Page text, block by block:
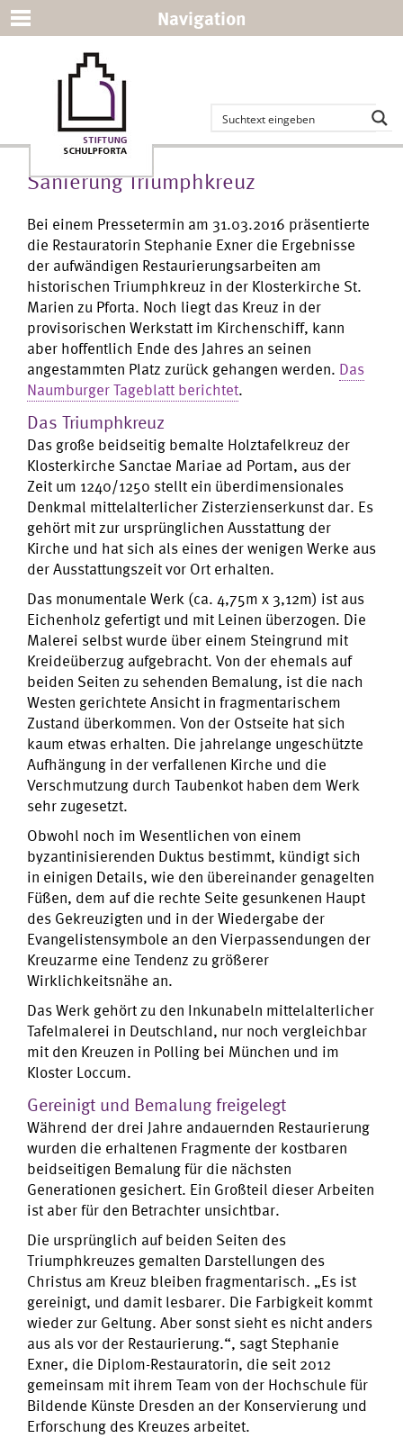
Navigation
Sanierung Triumphkreuz
Bei einem Pressetermin am 31.03.2016 präsentierte
die Restauratorin Stephanie Exner die Ergebnisse
der aufwändigen Restaurierungsarbeiten am
historischen Triumphkreuz in der Klosterkirche St.
Marien zu Pforta. Noch liegt das Kreuz in der
provisorischen Werkstatt im Kirchenschiff, kann
aber hoffentlich Ende des Jahres an seinen
angestammten Platz zurück gehangen werden. Das
Naumburger Tageblatt berichtet.
Das Triumphkreuz
Das große beidseitig bemalte Holztafelkreuz der
Klosterkirche Sanctae Mariae ad Portam, aus der
Zeit um 1240/1250 stellt ein überdimensionales
Denkmal mittelalterlicher Zisterzienserkunst dar. Es
gehört mit zur ursprünglichen Ausstattung der
Kirche und hat sich als eines der wenigen Werke aus
der Ausstattungszeit vor Ort erhalten.
Das monumentale Werk (ca. 4,75m x 3,12m) ist aus
Eichenholz gefertigt und mit Leinen überzogen. Die
Malerei selbst wurde über einem Steingrund mit
Kreideüberzug aufgebracht. Von der ehemals auf
beiden Seiten zu sehenden Bemalung, ist die nach
Westen gerichtete Ansicht in fragmentarischem
Zustand überkommen. Von der Ostseite hat sich
kaum etwas erhalten. Die jahrelange ungeschützte
Aufhängung in der verfallenen Kirche und die
Verschmutzung durch Taubenkot haben dem Werk
sehr zugesetzt.
Obwohl noch im Wesentlichen von einem
byzantinisierenden Duktus bestimmt, kündigt sich
in einigen Details, wie den übereinander genagelten
Füßen, dem auf die rechte Seite gesunkenen Haupt
des Gekreuzigten und in der Wiedergabe der
Evangelistensymbole an den Vierpassendungen der
Kreuzarme eine Tendenz zu größerer
Wirklichkeitsnähe an.
Das Werk gehört zu den Inkunabeln mittelalterlicher
Tafelmalerei in Deutschland, nur noch vergleichbar
mit den Kreuzen in Polling bei München und im
Kloster Loccum.
Gereinigt und Bemalung freigelegt
Während der drei Jahre andauernden Restaurierung
wurden die erhaltenen Fragmente der kostbaren
beidseitigen Bemalung für die nächsten
Generationen gesichert. Ein Großteil dieser Arbeiten
ist aber für den Betrachter unsichtbar.
Die ursprünglich auf beiden Seiten des
Triumphkreuzes gemalten Darstellungen des
Christus am Kreuz bleiben fragmentarisch. „Es ist
gereinigt, und damit lesbarer. Die Farbigkeit kommt
wieder zur Geltung. Aber sonst sieht es nicht anders
aus als vor der Restaurierung.“, sagt Stephanie
Exner, die Diplom-Restauratorin, die seit 2012
gemeinsam mit ihrem Team von der Hochschule für
Bildende Künste Dresden an der Konservierung und
Erforschung des Kreuzes arbeitet.